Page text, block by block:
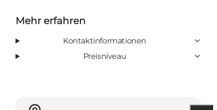
Mehr erfahren
Kontaktinformationen
Preisniveau